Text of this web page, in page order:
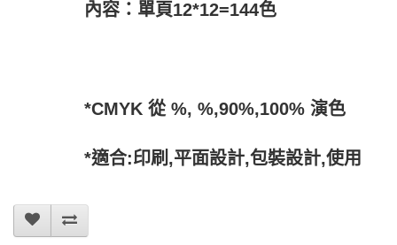
內容：單頁12*12=144色
*CMYK 從 %, %,90%,100% 演色
*適合:印刷,平面設計,包裝設計,使用